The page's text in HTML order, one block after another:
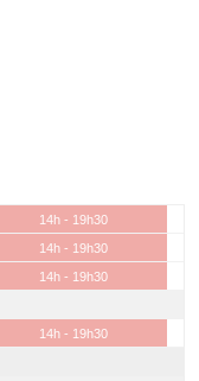
14h - 19h30
14h - 19h30
14h - 19h30
14h - 19h30